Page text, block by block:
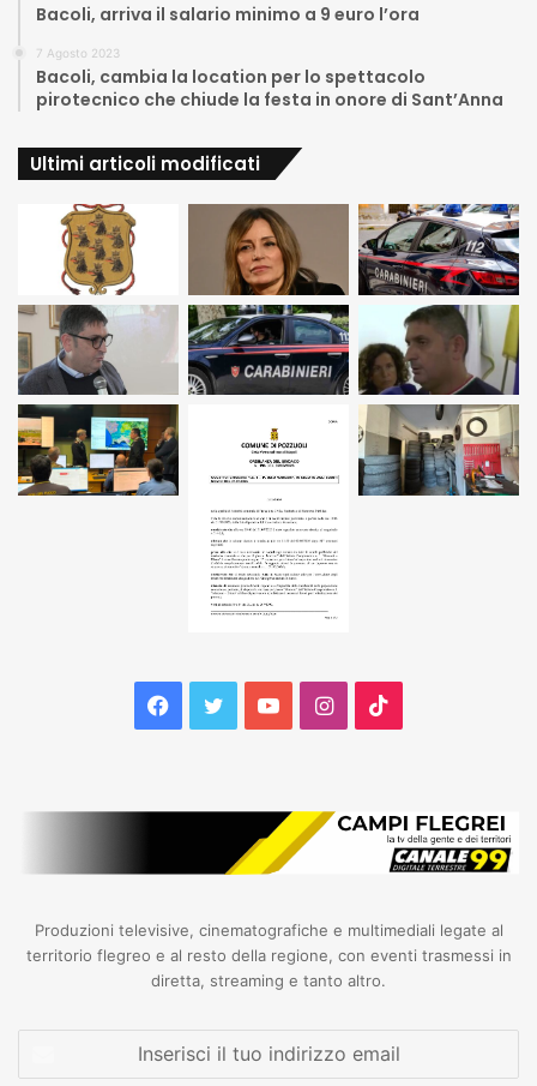
Bacoli, arriva il salario minimo a 9 euro l’ora
7 Agosto 2023
Bacoli, cambia la location per lo spettacolo
pirotecnico che chiude la festa in onore di Sant’Anna
Ultimi articoli modificati
Facebook
TwitterYouTubeInstagram
Produzioni televisive, cinematografiche e multimediali legate al
territorio flegreo e al resto della regione, con eventi trasmessi in
diretta, streaming e tanto altro.